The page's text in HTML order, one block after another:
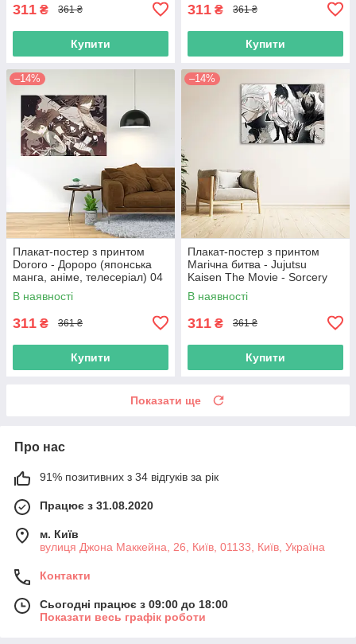
311 ₴ 361 ₴
Купити
311 ₴ 361 ₴
Купити
–14%
Плакат-постер з принтом
Dororo - Дороро (японська
манга, аніме, телесеріал) 04
В наявності
311 ₴ 361 ₴
Купити
–14%
Плакат-постер з принтом
Магічна битва - Jujutsu
Kaisen The Movie - Sorcery
Fight - Оккоцу Юта - Інумакі
Тоге - Панда - Зенін
В наявності
311 ₴ 361 ₴
Купити
Показати ще
Про нас
91% позитивних з 34 відгуків за рік
Працює з 31.08.2020
м. Київ
вулиця Джона Маккейна, 26, Київ, 01133, Київ, Україна
Контакти
Сьогодні працює з 09:00 до 18:00
Показати весь графік роботи